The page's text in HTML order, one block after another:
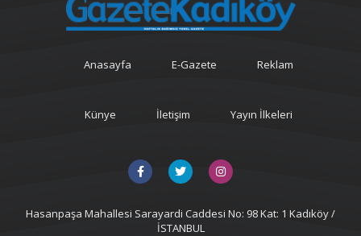
Anasayfa E-Gazete Reklam
Künye İletişim Yayın İlkeleri
Hasanpaşa Mahallesi Sarayardi Caddesi No: 98 Kat: 1 Kadıköy /
İSTANBUL